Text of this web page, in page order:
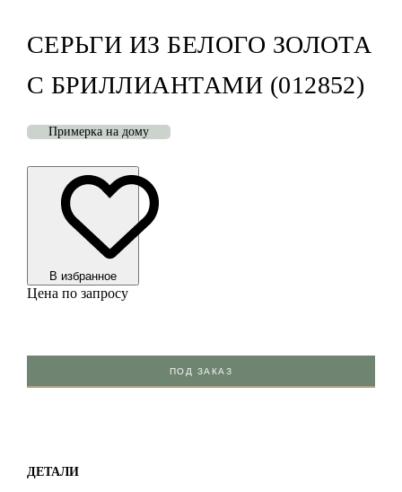
СЕРЬГИ ИЗ БЕЛОГО ЗОЛОТА
С БРИЛЛИАНТАМИ (012852)
Примерка на дому
В избранноe
Цена по запросу
ПОД ЗАКАЗ
ДЕТАЛИ